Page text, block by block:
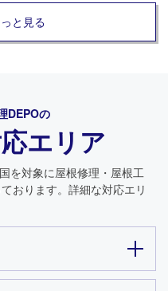
と見る
DEPOの
エリア
を対象に屋根修理・屋根工
おります。詳細な対応エリ